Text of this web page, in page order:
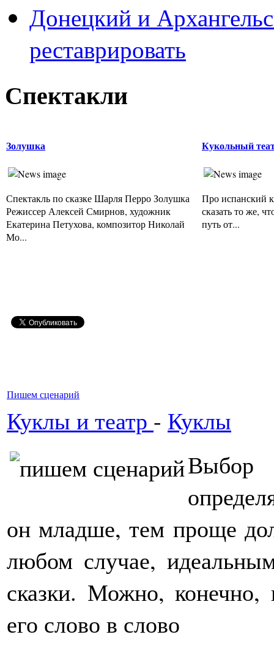
Донецкий и
реставрировать
Спектакли
Золушка
Спектакль по сказке Шарля Перро Золушка
Режиссер Алексей Смирнов, художник
Екатерина Петухова, композитор Николай
Мо...
Кукольный
Про испанский
сказать то же,
путь от...
Пишем сценарий
Куклы и театр - Куклы
он младше, тем проще
любом случае,
сказки. Можно, конечно,
его слово в слово